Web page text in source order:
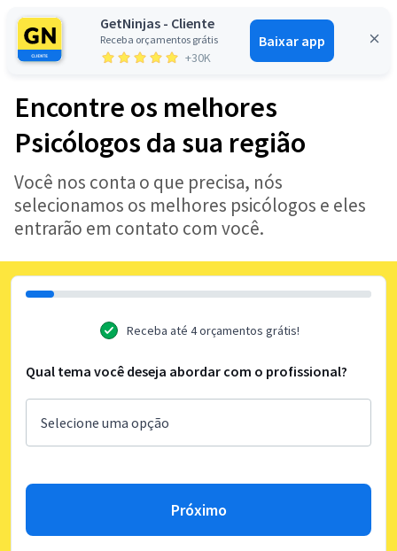
GetNinjas - Cliente
Receba orçamentos grátis
+30K
Baixar app
Entrar
Encontre os melhores
Psicólogos da sua região
Você nos conta o que precisa, nós
selecionamos os melhores psicólogos e eles
entrarão em contato com você.
Receba até 4 orçamentos grátis!
Qual tema você deseja abordar com o profissional?
Próximo